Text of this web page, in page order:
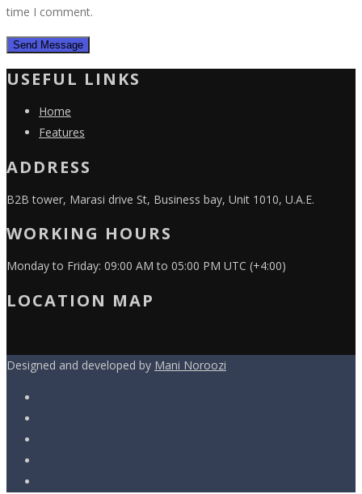
time I comment.
USEFUL LINKS
Home
Features
ADDRESS
B2B tower, Marasi drive St, Business bay, Unit 1010, U.A.E.
WORKING HOURS
Monday to Friday: 09:00 AM to 05:00 PM UTC (+4:00)
LOCATION MAP
Designed and developed by Mani Noroozi